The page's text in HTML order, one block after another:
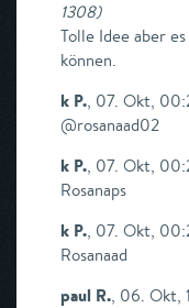
1308)
Tolle Idee aber
können.
k P., 07. Okt,
@rosanaad02
k P., 07. Okt,
Rosanaps
k P., 07. Okt,
Rosanaad
paul R., 06. Okt,